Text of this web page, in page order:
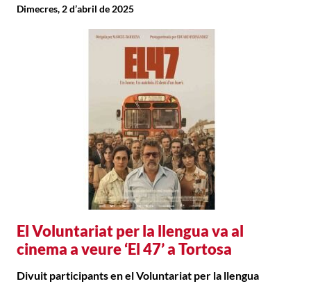
El Voluntariat per la llengua va al
cinema a veure ‘El 47’ a Tortosa
Dimecres, 2 d’abril de 2025
Divuit participants en el Voluntariat per la llengua